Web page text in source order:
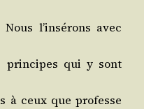
l’in­sé­rons avec
prin­cipes qui y sont
à ceux que pro­fesse